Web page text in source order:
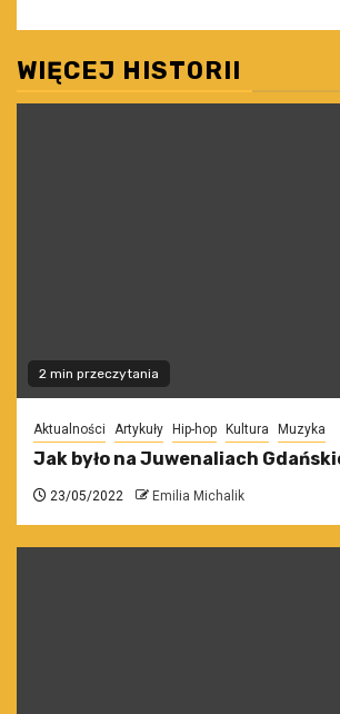
WIĘCEJ HISTORII
2 min przeczytania
Aktualności Artykuły Hip-hop Kultura Muzyka
Jak było na Juwenaliach
23/05/2022 Emilia Michalik